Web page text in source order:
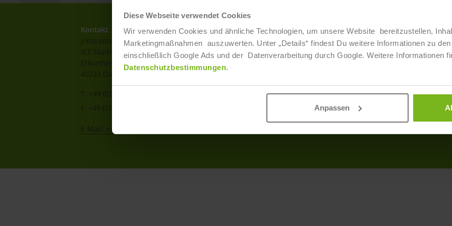
Diese Webseite verwendet Cookies
Wir verwenden Cookies und ähnliche Technologien, um unsere Website bereitzustellen,
Marketingmaßnahmen auszuwerten. Unter „Details“ findest Du weitere Informationen zu
einschließlich Google Ads und der Datenverarbeitung durch Google. Weitere Informationen
Datenschutzbestimmungen.
Anpassen
Kontakt
Joborama
IST-Studieninstitut GmbH
Erkrather Str. 220a-c
40233 Düsseldorf
T: +49 (0)211 / 866 68 - 13
F: +49 (0)211 / 866 68 - 30
E-Mail: info@joborama.de
Über Uns
Veranstaltungen
Info